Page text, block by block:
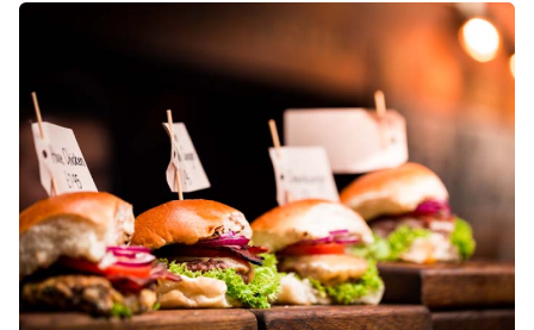
Voir les détails